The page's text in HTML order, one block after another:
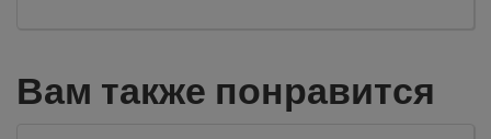
Вам также понравится